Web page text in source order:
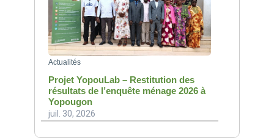
Actualités
Projet YopouLab – Restitution des
résultats de l’enquête ménage 2026 à
Yopougon
juil. 30, 2026